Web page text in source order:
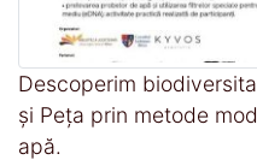
Descoperim
și Peța prin metode
apă.